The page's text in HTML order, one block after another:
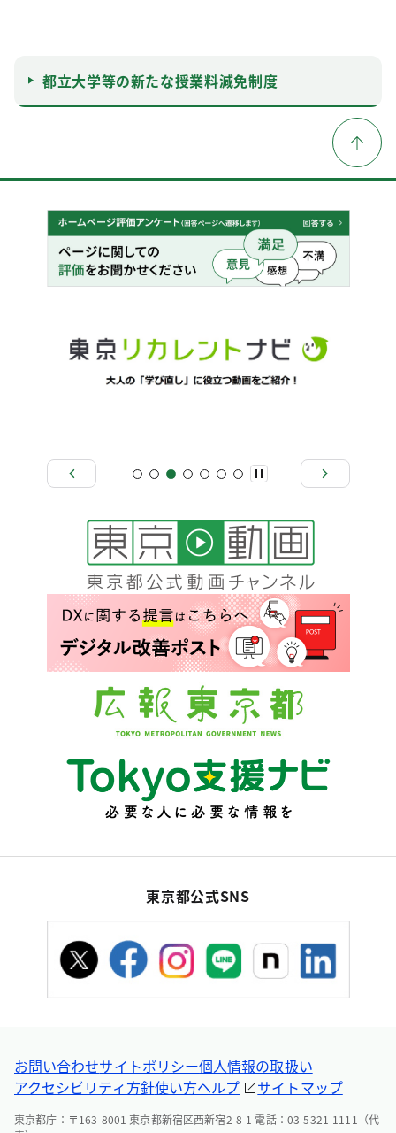
都立大学等の新たな授業料減免制度
東京都公式SNS
お問い合わせサイトポリシー個人情報の取扱い
アクセシビリティ方針使い方ヘルプ サイトマップ
東京都庁：〒163-8001 東京都新宿区西新宿2-8-1 電話：03-5321-1111（代